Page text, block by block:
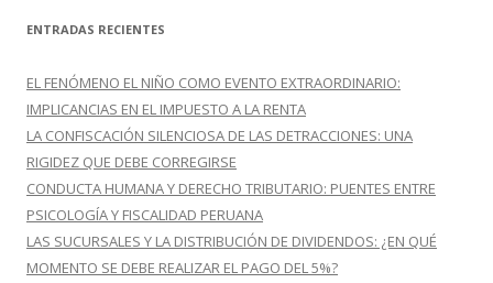
c
r
:
ENTRADAS RECIENTES
EL FENÓMENO EL NIÑO COMO EVENTO EXTRAORDINARIO:
IMPLICANCIAS EN EL IMPUESTO A LA RENTA
LA CONFISCACIÓN SILENCIOSA DE LAS DETRACCIONES: UNA
RIGIDEZ QUE DEBE CORREGIRSE
CONDUCTA HUMANA Y DERECHO TRIBUTARIO: PUENTES ENTRE
PSICOLOGÍA Y FISCALIDAD PERUANA
LAS SUCURSALES Y LA DISTRIBUCIÓN DE DIVIDENDOS: ¿EN QUÉ
MOMENTO SE DEBE REALIZAR EL PAGO DEL 5%?